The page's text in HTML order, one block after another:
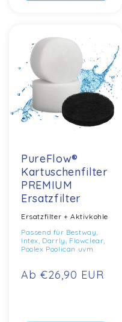
PureFlow®
Kartuschenfilter
PREMIUM
Ersatzfilter
Ersatzfilter + Aktivkohle
Passend für Bestway,
Intex, Darrly, Flowclear,
Poolex Poolican uvm.
Normaler
Ab €26,90 EUR